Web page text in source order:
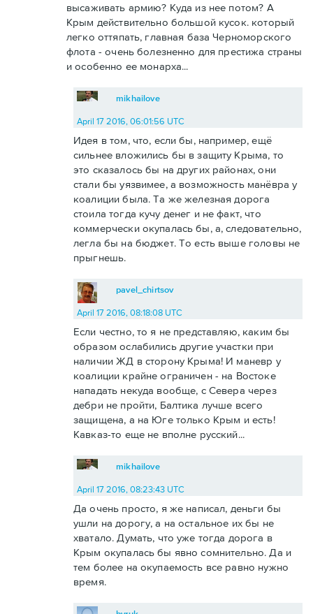
высаживать армию? Куда из нее потом? А
Крым действительно большой кусок. который
легко оттяпать, главная база Черноморского
флота - очень болезненно для престижа страны
и особенно ее монарха...
mikhailove
April 17 2016, 06:01:56 UTC
Идея в том, что, если бы, например, ещё
сильнее вложились бы в защиту Крыма, то
это сказалось бы на других районах, они
стали бы уязвимее, а возможность манёвра у
коалиции была. Та же железная дорога
стоила тогда кучу денег и не факт, что
коммерчески окупалась бы, а, следовательно,
легла бы на бюджет. То есть выше головы не
прыгнешь.
pavel_chirtsov
April 17 2016, 08:18:08 UTC
Если честно, то я не представляю, каким бы
образом ослабились другие участки при
наличии ЖД в сторону Крыма! И маневр у
коалиции крайне ограничен - на Востоке
нападать некуда вообще, с Севера через
дебри не пройти, Балтика лучше всего
защищена, а на Юге только Крым и есть!
Кавказ-то еще не вполне русский...
mikhailove
April 17 2016, 08:23:43 UTC
Да очень просто, я же написал, деньги бы
ушли на дорогу, а на остальное их бы не
хватало. Думать, что уже тогда дорога в
Крым окупалась бы явно сомнительно. Да и
тем более на окупаемость все равно нужно
время.